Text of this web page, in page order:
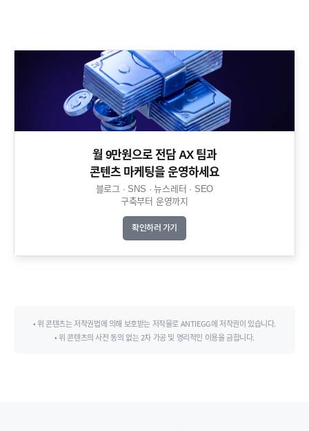
월 9만원으로 전담 AX 팀과
콘텐츠 마케팅을 운영하세요​
블로그 · SNS · 뉴스레터 · SEO
구축부터 운영까지​
확인하러 가기
• 위 콘텐츠는 저작권법에 의해 보호받는 저작물로 ANTIEGG에 저작권이 있습니다.
• 위 콘텐츠의 사전 동의 없는 2차 가공 및 영리적인 이용을 금합니다.